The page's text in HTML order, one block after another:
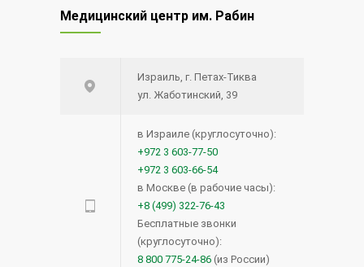
Медицинский центр им. Рабин
Израиль, г. Петах-Тиква
ул. Жаботинский, 39
в Израиле (круглосуточно):
+972 3 603-77-50
+972 3 603-66-54
в Москве (в рабочие часы):
+8 (499) 322-76-43
Бесплатные звонки
(круглосуточно):
8 800 775-24-86 (из России)